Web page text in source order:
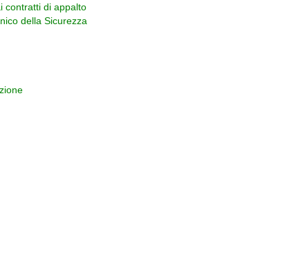
contratti di appalto
della Sicurezza